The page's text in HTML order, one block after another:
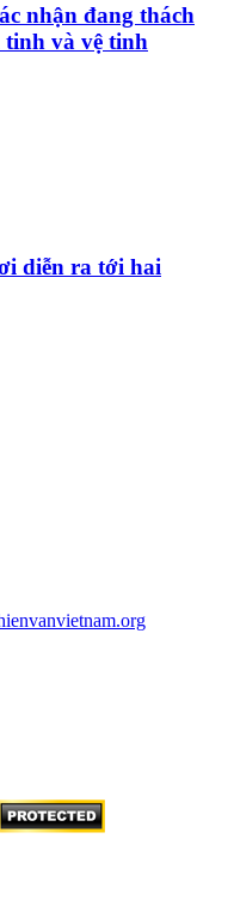
nhận đang thách
tinh và vệ tinh
diễn ra tới hai